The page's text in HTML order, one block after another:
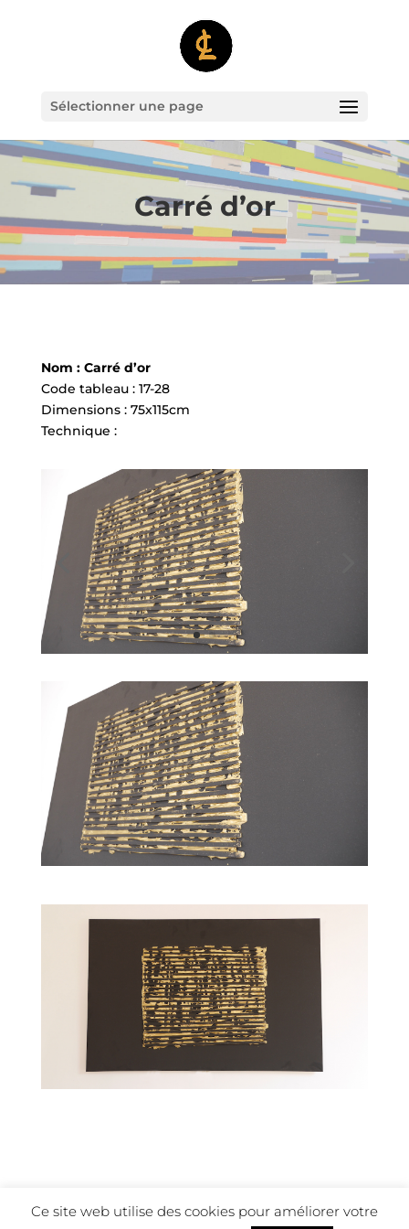
Sélectionner une page
Carré d’or
Nom : Carré d’or
Code tableau : 17-28
Dimensions : 75x115cm
Technique :
- © 2017-2022 Pierre
Ce site web utilise des cookies pour améliorer votre